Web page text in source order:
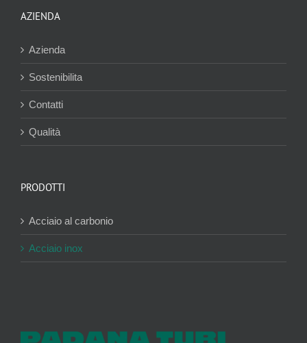
AZIENDA
Azienda
Sostenibilita
Contatti
Qualità
PRODOTTI
Acciaio al carbonio
Acciaio inox